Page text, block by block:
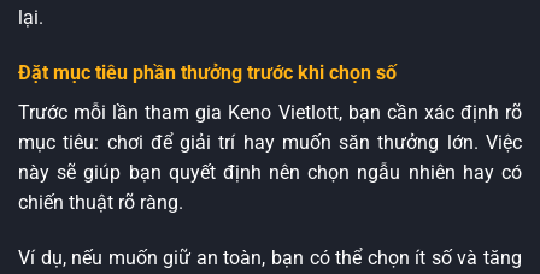
lại.
Đặt mục tiêu phần thưởng trước khi chọn số
Trước mỗi lần tham gia Keno Vietlott, bạn cần xác định rõ
mục tiêu: chơi để giải trí hay muốn săn thưởng lớn. Việc
này sẽ giúp bạn quyết định nên chọn ngẫu nhiên hay có
chiến thuật rõ ràng.
Ví dụ, nếu muốn giữ an toàn, bạn có thể chọn ít số và tăng